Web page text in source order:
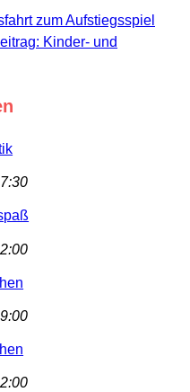
zum Aufstiegsspiel
Kinder- und